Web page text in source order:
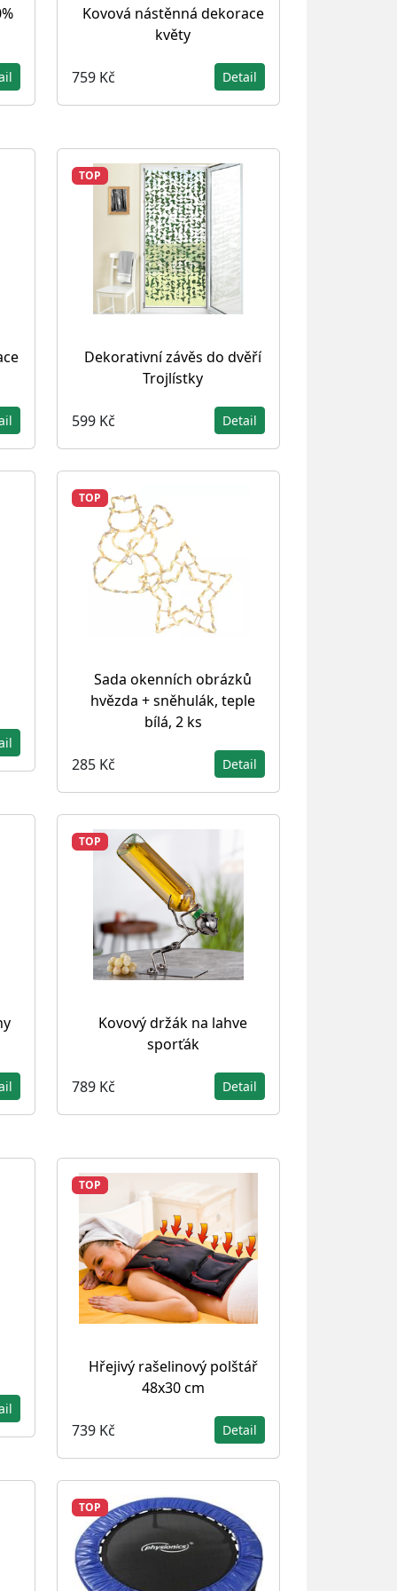
Kovová nástěnná dekorace
květy
759 Kč Detail
TOP
Dekorativní závěs do dvěří
Trojlístky
599 Kč Detail
TOP
Sada okenních obrázků
hvězda + sněhulák, teple
bílá, 2 ks
285 Kč Detail
TOP
Kovový držák na lahve
sporťák
789 Kč Detail
TOP
Hřejivý rašelinový polštář
48x30 cm
739 Kč Detail
TOP